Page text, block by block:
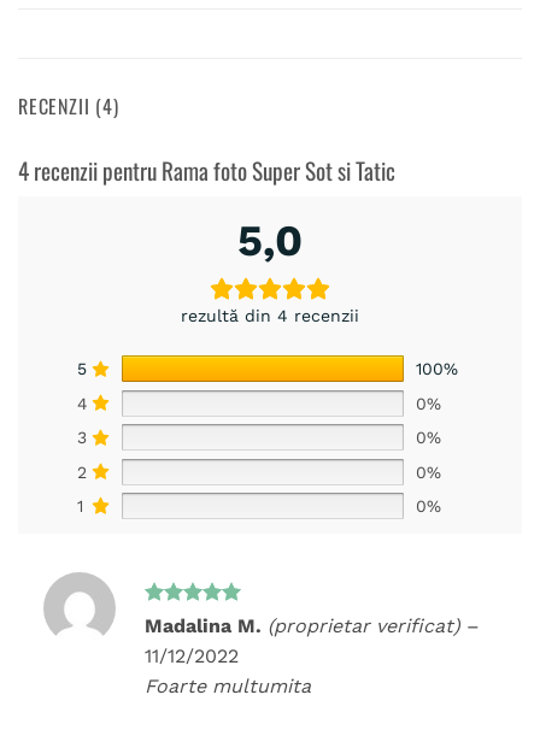
RECENZII (4)
4 recenzii pentruRama foto Super Sot si Tatic
5,0
rezultă din 4 recenzii
5
100%
4
0%
3
0%
2
0%
1
0%
Evaluat la
Madalina M. (proprietar verificat) –
11/12/2022
Foarte multumita